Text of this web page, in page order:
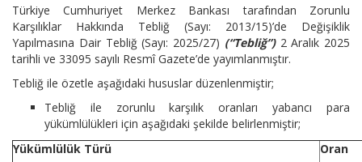
Türkiye Cumhuriyet Merkez Bankası tarafından Zorunlu
Karşılıklar Hakkında Tebliğ (Sayı: 2013/15)’de Değişiklik
Yapılmasına Dair Tebliğ (Sayı: 2025/27) (“Tebliğ”)2 Aralık 2025
tarihli ve 33095 sayılı Resmî Gazete’de yayımlanmıştır.
Tebliğ ile özetle aşağıdaki hususlar düzenlenmiştir;
Tebliğ ile zorunlu karşılık oranları yabancı para
yükümlülükleri için aşağıdaki şekilde belirlenmiştir;
Yükümlülük Türü
Oran